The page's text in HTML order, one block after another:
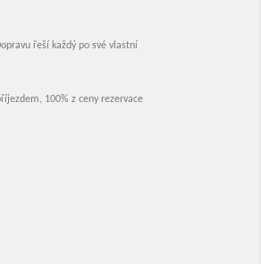
řeší každý po své vlastní
100% z ceny rezervace